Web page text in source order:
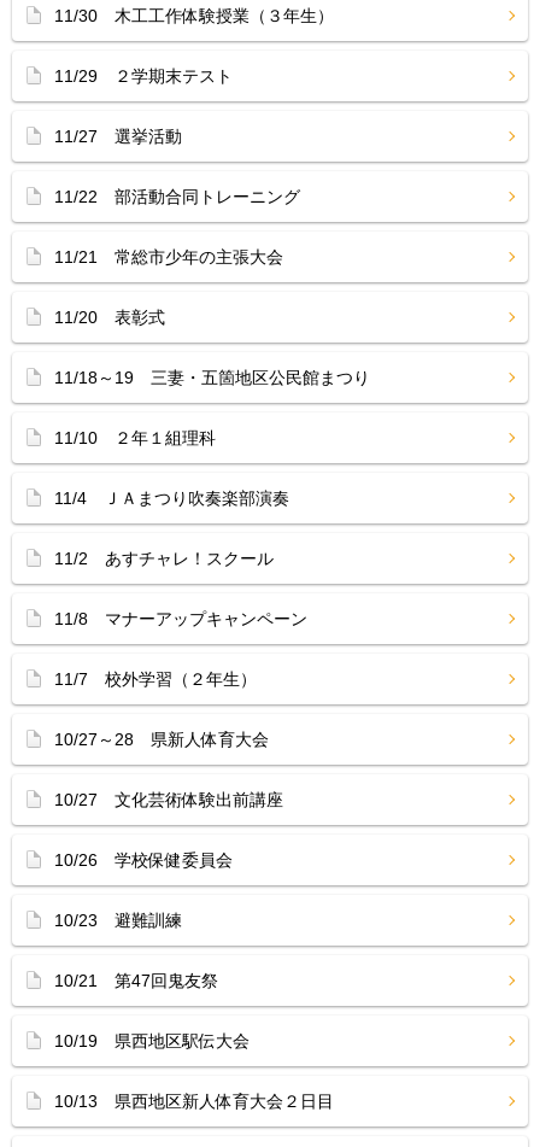
11/30 木工工作体験授業（３年生）
11/29 ２学期末テスト
11/27 選挙活動
11/22 部活動合同トレーニング
11/21 常総市少年の主張大会
11/20 表彰式
11/18～19 三妻・五箇地区公民館まつり
11/10 ２年１組理科
11/4 ＪＡまつり吹奏楽部演奏
11/2 あすチャレ！スクール
11/8 マナーアップキャンペーン
11/7 校外学習（２年生）
10/27～28 県新人体育大会
10/27 文化芸術体験出前講座
10/26 学校保健委員会
10/23 避難訓練
10/21 第47回鬼友祭
10/19 県西地区駅伝大会
10/13 県西地区新人体育大会２日目